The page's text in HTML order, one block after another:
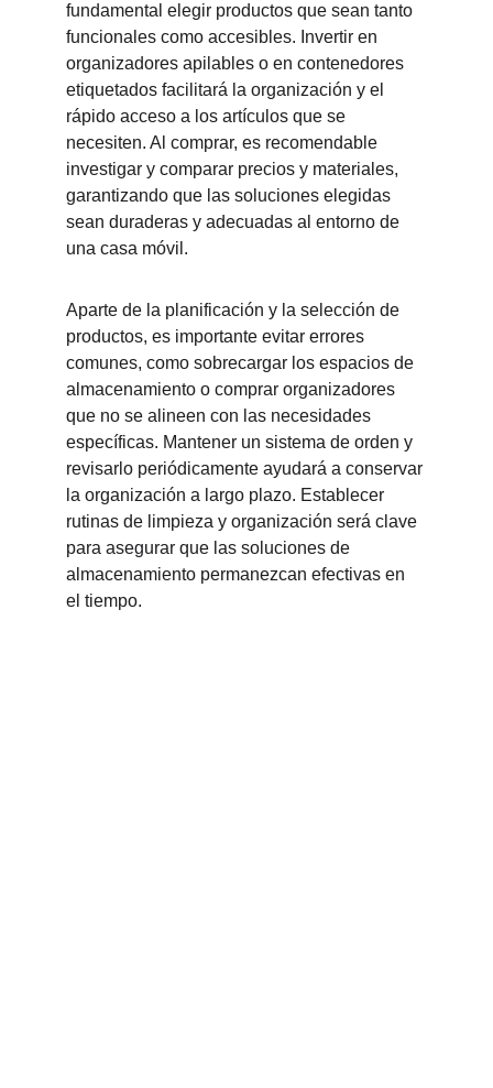
fundamental elegir productos que sean tanto
funcionales como accesibles. Invertir en
organizadores apilables o en contenedores
etiquetados facilitará la organización y el
rápido acceso a los artículos que se
necesiten. Al comprar, es recomendable
investigar y comparar precios y materiales,
garantizando que las soluciones elegidas
sean duraderas y adecuadas al entorno de
una casa móvil.
Aparte de la planificación y la selección de
productos, es importante evitar errores
comunes, como sobrecargar los espacios de
almacenamiento o comprar organizadores
que no se alineen con las necesidades
específicas. Mantener un sistema de orden y
revisarlo periódicamente ayudará a conservar
la organización a largo plazo. Establecer
rutinas de limpieza y organización será clave
para asegurar que las soluciones de
almacenamiento permanezcan efectivas en
el tiempo.